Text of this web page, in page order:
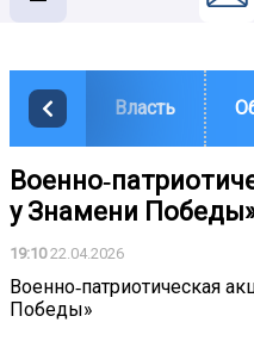
Власть
у Знамени
19:1022.04.2026
Военно‑патриотическая
Победы»